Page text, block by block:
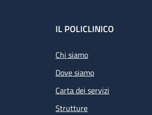
Footer
IL POLICLINICO
Chi siamo
Dove siamo
Carta dei servizi
Strutture